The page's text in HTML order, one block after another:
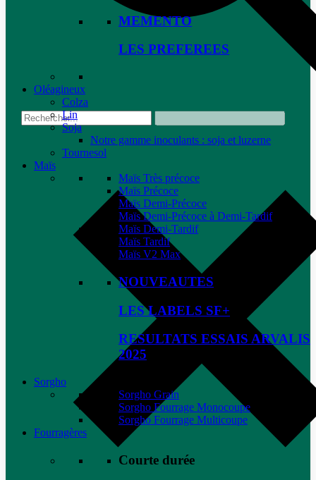
MEMENTO
LES PREFEREES
Oléagineux
Colza
Lin
Soja
Notre gamme inoculants : soja et luzerne
Tournesol
Maïs
Maïs Très précoce
Maïs Précoce
Maïs Demi-Précoce
Maïs Demi-Précoce à Demi-Tardif
Maïs Demi-Tardif
Maïs Tardif
Maïs V2 Max
NOUVEAUTES
LES LABELS SF+
RESULTATS ESSAIS ARVALIS
2025
Sorgho
Sorgho Grain
Sorgho Fourrage Monocoupe
Sorgho Fourrage Multicoupe
Fourragères
Courte durée